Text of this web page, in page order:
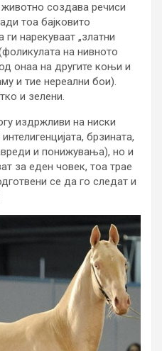
создава речиси
тоа бајковито
нарекуваат „златни
на нивното
онаа на другите коњи и
и тие нереални бои).
и зелени.
издржливи на ниски
брзината,
и понижувања), но и
за еден човек, тоа трае
се да го следат и